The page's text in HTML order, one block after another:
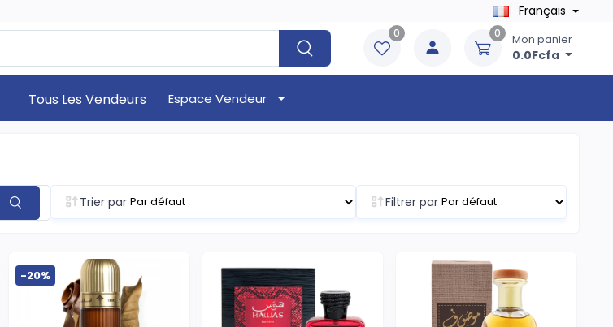
Français
0 0 Mon panier
0.0Fcfa
Tous Les Vendeurs Espace Vendeur
Trier par Filtrer par
-20%